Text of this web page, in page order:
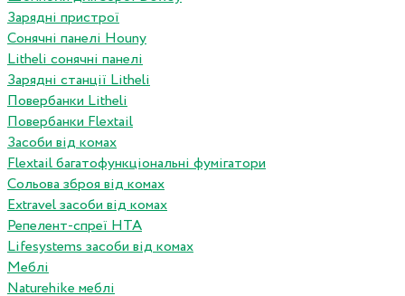
Зарядні пристрої
Сонячні панелі Houny
Litheli сонячні панелі
Зарядні станції Litheli
Повербанки Litheli
Повербанки Flextail
Засоби від комах
Flextail багатофункціональні фумігатори
Сольова зброя від комах
Extravel засоби від комах
Репелент-спреї HTA
Lifesystems засоби від комах
Меблі
Naturehike меблі